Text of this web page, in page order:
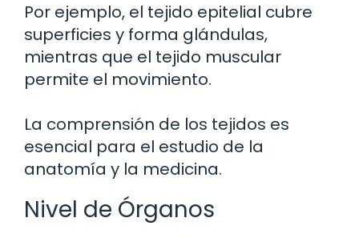
Por ejemplo, el tejido epitelial cubre
superficies y forma glándulas,
mientras que el tejido muscular
permite el movimiento.
La comprensión de los tejidos es
esencial para el estudio de la
anatomía y la medicina.
Nivel de Órganos